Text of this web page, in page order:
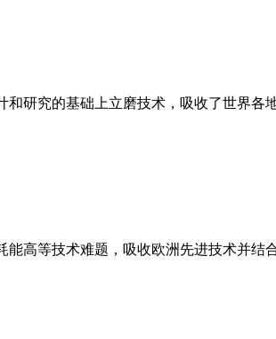
研究的基础上立磨技术，吸收了世界
高等技术难题，吸收欧洲先进技术并